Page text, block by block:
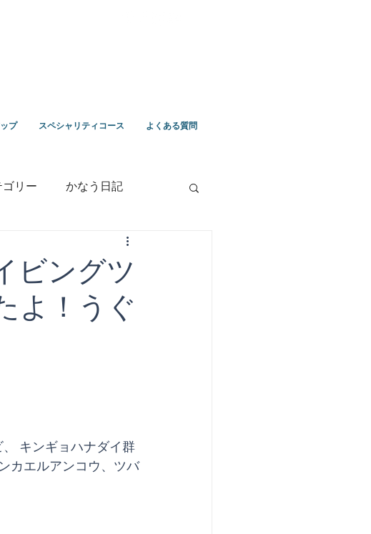
プ スペシャリティコース よくある質問
リー かなう日記
竹野ツアー
ビングツ
よ！うぐ
カエルアンコウ、ツバ